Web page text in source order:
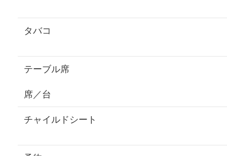
タバコ
テーブル席
席／台
チャイルドシート